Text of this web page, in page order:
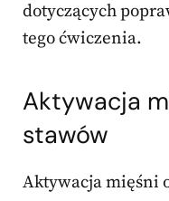
dotyczących
tego ćwiczenia.
Aktywacja
stawów
Aktywacja mięśni